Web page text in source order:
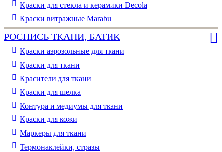
Краски для стекла и керамики Decola
Краски витражные Marabu
РОСПИСЬ ТКАНИ, БАТИК
Краски аэрозольные для ткани
Краски для ткани
Красители для ткани
Краски для шелка
Контура и медиумы для ткани
Краски для кожи
Маркеры для ткани
Термонаклейки, стразы